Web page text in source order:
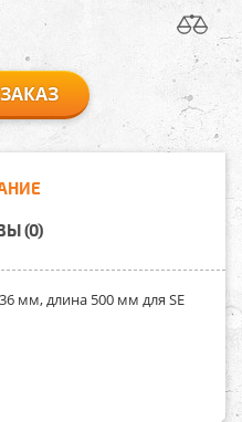
(0)
мм, длина 500 мм для SE